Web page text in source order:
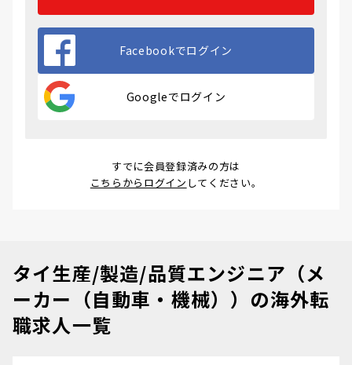
Facebookでログイン
Googleでログイン
すでに会員登録済みの方は
こちらからログイン してください。
タイ生産/製造/品質エンジニア（メ
ーカー（自動車・機械））の海外転
職求人一覧